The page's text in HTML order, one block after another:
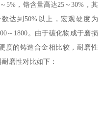
5%，铬含量高达25～30%，其
达到50%以上，宏观硬度为
～1800。由于碳化物成于磨损
度的铸造合金相比较，耐磨性
磨性对比如下：